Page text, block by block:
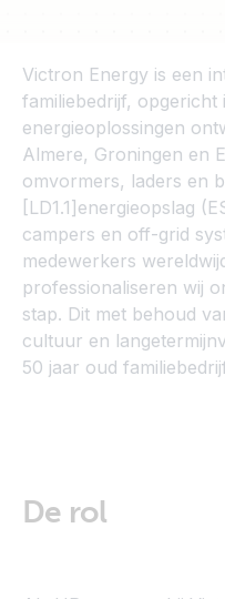
Orion
XS
SmartShunt
Victron Energy is een
familiebedrijf, opgericht
energieoplossingen
Almere, Groningen en
omvormers, laders en
[LD1.1]energieopslag
campers en off-grid
medewerkers
professionaliseren wij
stap. Dit met behoud
cultuur en
50 jaar oud
De rol